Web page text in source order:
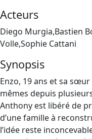
Acteurs
Diego Murgia,Bastien
Volle,Sophie Cattani
Synopsis
Enzo, 19 ans et sa
mêmes depuis
Anthony est libéré de
d’une famille à
l’idée reste